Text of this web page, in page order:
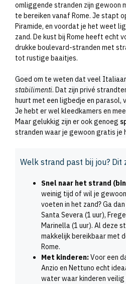
omliggende stranden zijn gewoon
te bereiken vanaf Rome. Je stapt
Piramide, en voordat je het weet
zand. De kust bij Rome heeft echt
drukke boulevard-stranden met
tot rustige baaitjes.
Goed om te weten dat veel
stabilimenti. Dat zijn privé
huurt met een ligbedje en parasol,
Je hebt er wel kleedkamers en
Maar gelukkig zijn er ook genoeg
stranden waar je gewoon gratis je
Welk strand past bij jou? Dit
Snel naar het strand
weinig tijd of wil je
voeten in het zand? Ga
Santa Severa (1 uur),
Marinella (1 uur). Al deze
makkelijk bereikbaar met
Rome.
Met kinderen:Voor een
Anzio en Nettuno echt
water waar kinderen veilig